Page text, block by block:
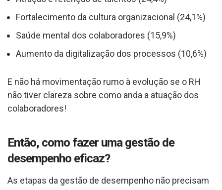
Fortalecimento da cultura organizacional (24,1%)
Saúde mental dos colaboradores (15,9%)
Aumento da digitalização dos processos (10,6%)
E não há movimentação rumo à evolução se o RH
não tiver clareza sobre como anda a atuação dos
colaboradores!
Então, como fazer uma gestão de
desempenho eficaz?
As etapas da gestão de desempenho não precisam